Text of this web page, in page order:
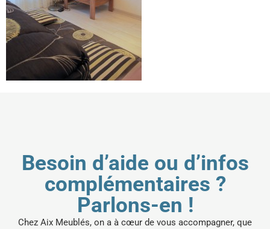
Besoin d’aide ou d’infos
complémentaires ?
Parlons-en !
Chez Aix Meublés, on a à cœur de vous accompagner, que